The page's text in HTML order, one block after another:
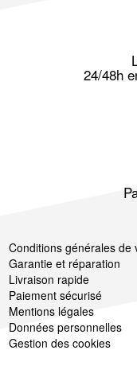
24/48h
Conditions générales de
Garantie et réparation
Livraison rapide
Paiement sécurisé
Mentions légales
Données personnelles
Gestion des cookies